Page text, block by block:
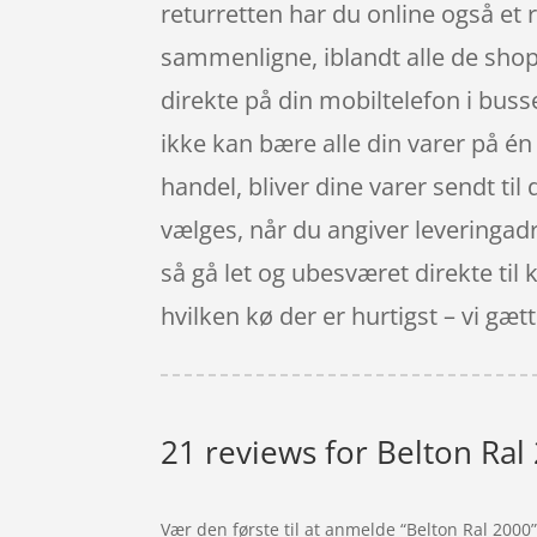
returretten har du online også et
sammenligne, iblandt alle de
direkte på din mobiltelefon i
ikke kan bære alle din varer på
handel, bliver dine varer sendt til
vælges, når du angiver
så gå let og ubesværet direkte til
hvilken kø der er hurtigst – vi
21 reviews for Belton Ral
Vær den første til at anmelde “Belton Ral 2000”